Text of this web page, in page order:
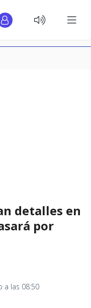
detalles en
por
a las 08:50